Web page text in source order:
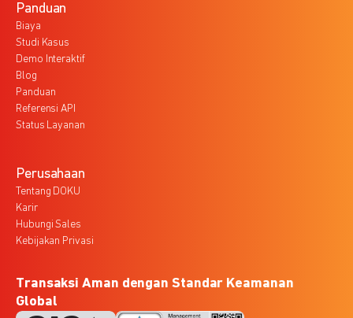
Panduan
Biaya
Studi Kasus
Demo Interaktif
Blog
Panduan
Referensi API
Status Layanan
Perusahaan
Tentang DOKU
Karir
Hubungi Sales
Kebijakan Privasi
Transaksi Aman dengan Standar Keamanan
Global